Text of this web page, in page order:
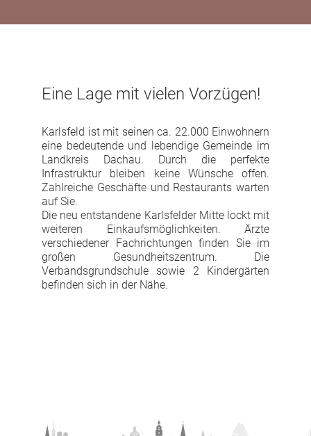
Eine Lage mit vielen Vorzügen!
Karlsfeld ist mit seinen ca. 22.000 Einwohnern
eine bedeutende und lebendige Gemeinde im
Landkreis Dachau. Durch die perfekte
Infrastruktur bleiben keine Wünsche offen.
Zahlreiche Geschäfte und Restaurants warten
auf Sie.
Die neu entstandene Karlsfelder Mitte lockt mit
weiteren Einkaufsmöglichkeiten. Ärzte
verschiedener Fachrichtungen finden Sie im
großen Gesundheitszentrum. Die
Verbandsgrundschule sowie 2 Kindergärten
befinden sich in der Nähe.